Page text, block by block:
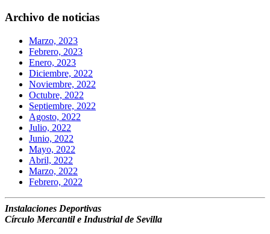
Archivo de noticias
Marzo, 2023
Febrero, 2023
Enero, 2023
Diciembre, 2022
Noviembre, 2022
Octubre, 2022
Septiembre, 2022
Agosto, 2022
Julio, 2022
Junio, 2022
Mayo, 2022
Abril, 2022
Marzo, 2022
Febrero, 2022
Instalaciones Deportivas
Círculo Mercantil e Industrial de Sevilla